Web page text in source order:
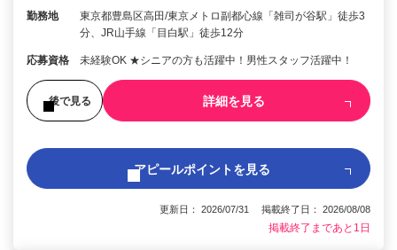
勤務地
東京都豊島区高田/東京メトロ副都心線「雑司が谷駅」徒歩3
分、JR山手線「目白駅」徒歩12分
応募資格 未経験OK ★シニアの方も活躍中！男性スタッフ活躍中！
後で見る 詳細を見る
アピールポイントを見る
更新日： 2026/07/31 掲載終了日： 2026/08/08
掲載終了まであと1日